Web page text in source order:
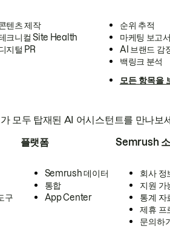
텐츠 제작
크니컬 Site Health
지털 PR
순위 추적
마케팅 보고
AI 브랜드 감
백링크 분석
모든 항목을
모두 탑재된 AI 어시스턴트를 만나보
구
플랫폼
Semrush 데이터
통합
App Center
Semrush
회사 정
지원 가
통계 자
제휴 프
문의하